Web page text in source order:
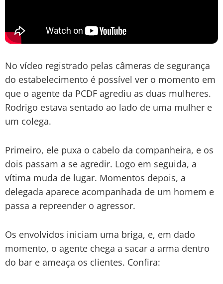
No vídeo registrado pelas câmeras de segurança
do estabelecimento é possível ver o momento em
que o agente da PCDF agrediu as duas mulheres.
Rodrigo estava sentado ao lado de uma mulher e
um colega.
Primeiro, ele puxa o cabelo da companheira, e os
dois passam a se agredir. Logo em seguida, a
vítima muda de lugar. Momentos depois, a
delegada aparece acompanhada de um homem e
passa a repreender o agressor.
Os envolvidos iniciam uma briga, e, em dado
momento, o agente chega a sacar a arma dentro
do bar e ameaça os clientes. Confira: